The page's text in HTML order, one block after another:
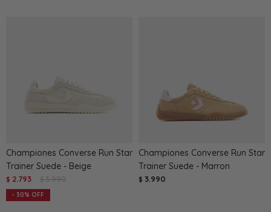
Championes Converse Run Star
Trainer Suede - Beige
$ 2.793 $ 3.990
30
Championes Converse Run Star
Trainer Suede - Marron
$ 3.990